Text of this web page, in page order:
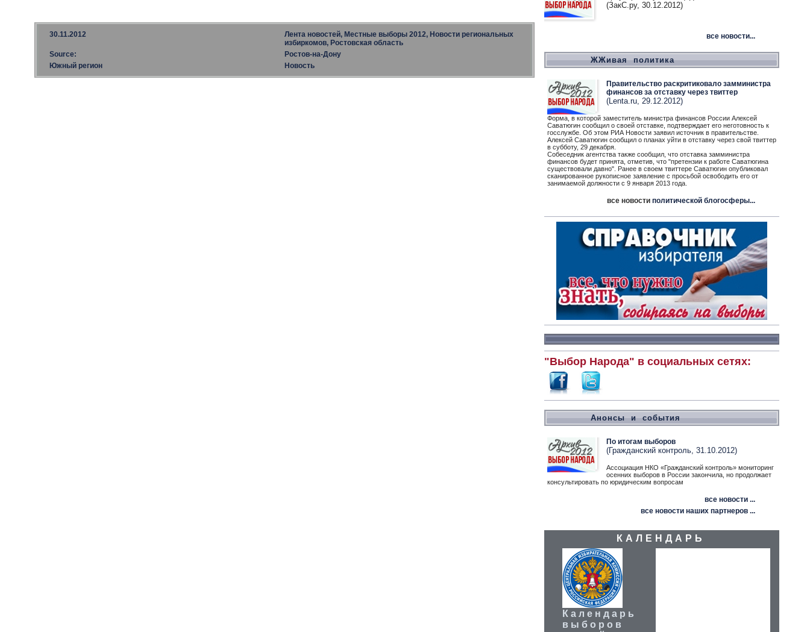
30.11.2012
Лента новостей, Местные выборы 2012, Новости региональных
избиркомов, Ростовская область
Source:
Ростов-на-Дону
Южный регион
Новость
(ЗакС.ру, 30.12.2012)
все новости...
ЖЖивая политика
Правительство раскритиковало замминистра
финансов за отставку через твиттер
(Lenta.ru, 29.12.2012)
Форма, в которой заместитель министра финансов России Алексей
Саватюгин сообщил о своей отставке, подтверждает его неготовность к
госслужбе. Об этом РИА Новости заявил источник в правительстве.
Алексей Саватюгин сообщил о планах уйти в отставку через свой твиттер
в субботу, 29 декабря.
Собеседник агентства также сообщил, что отставка замминистра
финансов будет принята, отметив, что "претензии к работе Саватюгина
существовали давно". Ранее в своем твиттере Саватюгин опубликовал
сканированное рукописное заявление с просьбой освободить его от
занимаемой должности с 9 января 2013 года.
все новости политической блогосферы...
"Выбор Народа" в социальных сетях:
Анонсы и события
По итогам выборов
(Гражданский контроль, 31.10.2012)
Ассоциация НКО «Гражданский контроль» мониторинг
осенних выборов в России закончила, но продолжает
консультировать по юридическим вопросам
все новости ...
все новости наших партнеров ...
КАЛЕНДАРЬ
Календарь
выборов